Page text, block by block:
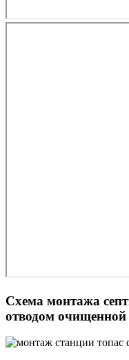
Схема монтажа
отводом